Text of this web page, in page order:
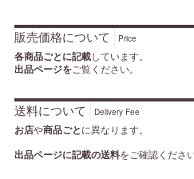
販売価格について Price
各商品ごとに記載しています。
出品ページをご覧ください。
送料について Delivery Fee
お店や商品ごとに異なります。
出品ページに記載の送料をご確認ください